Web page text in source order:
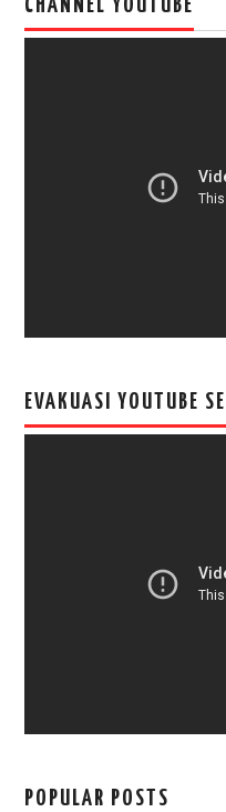
CHANNEL YOUTUBE
EVAKUASI YOUTUBE
POPULAR POSTS